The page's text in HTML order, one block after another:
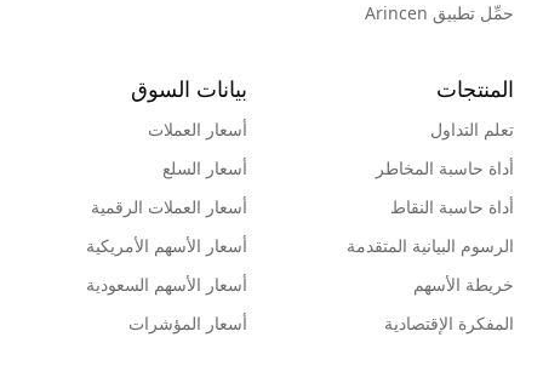
حمِّل تطبيق Arincen
المنتجات
تعلم التداول
أداة حاسبة المخاطر
أداة حاسبة النقاط
الرسوم البيانية المتقدمة
خريطة الأسهم
المفكرة الإقتصادية
بيانات السوق
أسعار العملات
أسعار السلع
أسعار العملات الرقمية
أسعار الأسهم الأمريكية
أسعار الأسهم السعودية
أسعار المؤشرات